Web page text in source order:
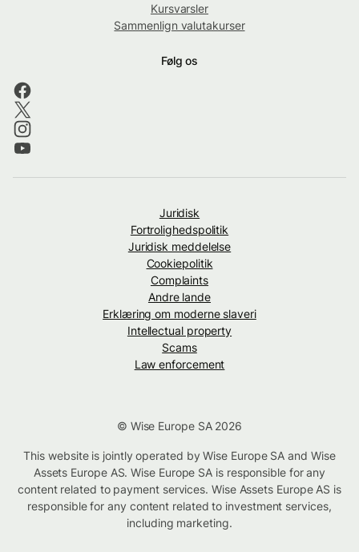
Kursvarsler
Sammenlign valutakurser
Følg os
Juridisk
Fortrolighedspolitik
Juridisk meddelelse
Cookiepolitik
Complaints
Andre lande
Erklæring om moderne slaveri
Intellectual property
Scams
Law enforcement
© Wise Europe SA 2026
This website is jointly operated by Wise Europe SA and Wise
Assets Europe AS. Wise Europe SA is responsible for any
content related to payment services. Wise Assets Europe AS is
responsible for any content related to investment services,
including marketing.